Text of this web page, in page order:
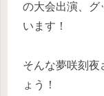
の大会出演、グ
います！
そんな夢咲刻夜
ょう！